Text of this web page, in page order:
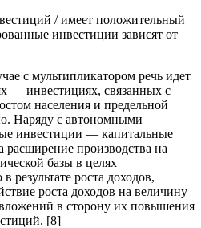
/ имеет положительный
инвестиции зависят от
с мультипликатором речь идет
— инвестициях, связанных с
населения и предельной
Наряду с автономными
инвестиции — капитальные
производства на
базы в целях
результате роста доходов,
роста доходов на величину
в сторону их повышения
[8]